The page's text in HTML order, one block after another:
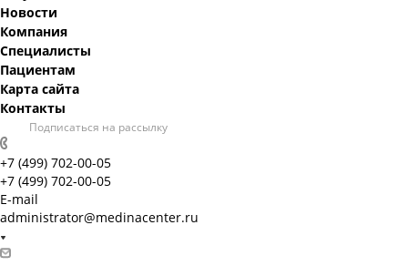
Новости
Компания
Специалисты
Пациентам
Карта сайта
Контакты
Подписаться на рассылку
+7 (499) 702-00-05
+7 (499) 702-00-05
E-mail
administrator@medinacenter.ru